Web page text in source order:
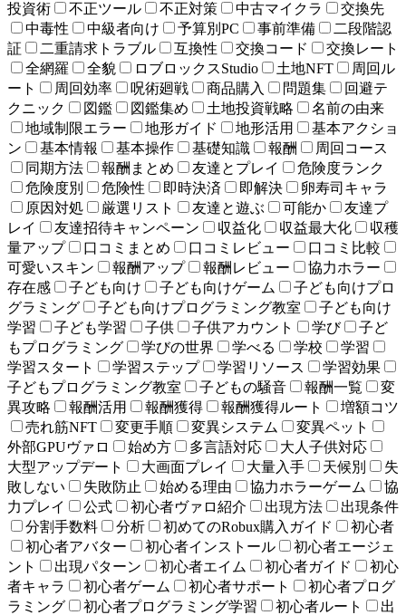
投資術
不正ツール 不正対策 中古マイクラ
交換先
中毒性
中級者向け 予算別PC 事前準備
二段階認
証
二重請求トラブル 互換性 交換コード
交換レート
全網羅
全貌 ロブロックスStudio 土地NFT
周回ル
ート
周回効率 呪術廻戦 商品購入 問題集
回避テ
クニック
図鑑 図鑑集め 土地投資戦略
名前の由来
地域制限エラー
地形ガイド 地形活用
基本アクショ
ン
基本情報 基本操作 基礎知識 報酬
周回コース
同期方法
報酬まとめ 友達とプレイ
危険度ランク
危険度別
危険性 即時決済 即解決
卵寿司キャラ
原因対処
厳選リスト 友達と遊ぶ 可能か
友達プ
レイ
友達招待キャンペーン 収益化 収益最大化
収穫
量アップ
口コミまとめ 口コミレビュー
口コミ比較
可愛いスキン
報酬アップ 報酬レビュー
協力ホラー
存在感
子ども向け 子ども向けゲーム
子ども向けプロ
グラミング
子ども向けプログラミング教室
子ども向け
学習
子ども学習 子供 子供アカウント 学び
子ど
もプログラミング
学びの世界 学べる 学校
学習
学習スタート
学習ステップ 学習リソース
学習効果
子どもプログラミング教室
子どもの騒音 報酬一覧
変
異攻略
報酬活用 報酬獲得 報酬獲得ルート
増額コツ
売れ筋NFT
変更手順 変異システム
変異ペット
外部GPUヴァロ
始め方 多言語対応
大人子供対応
大型アップデート
大画面プレイ 大量入手 天候別
失
敗しない
失敗防止 始める理由 協力ホラーゲーム
協
力プレイ
公式 初心者ヴァロ紹介 出現方法
出現条件
分割手数料
分析 初めてのRobux購入ガイド
初心者
初心者アバター
初心者インストール
初心者エージェ
ント
出現パターン 初心者エイム 初心者ガイド
初心
者キャラ
初心者ゲーム 初心者サポート
初心者プログ
ラミング
初心者プログラミング学習 初心者ルート
出